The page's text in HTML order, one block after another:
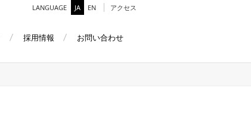
LANGUAGE JA EN アクセス
採用情報 お問い合わせ